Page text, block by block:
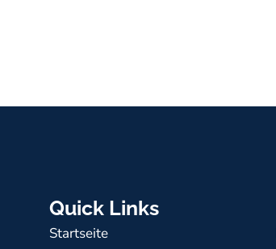
Quick Links
Startseite